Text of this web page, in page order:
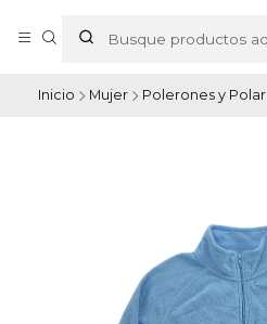
Inicio Mujer Polerones y Polar